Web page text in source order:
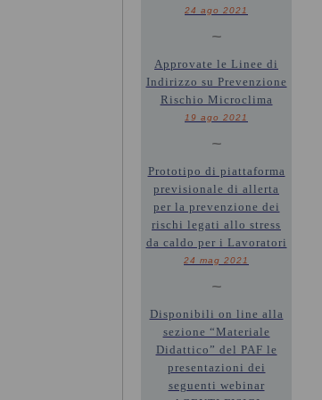
24 ago 2021
~
Approvate le Linee di
Indirizzo su Prevenzione
Rischio Microclima
19 ago 2021
~
Prototipo di piattaforma
previsionale di allerta
per la prevenzione dei
rischi legati allo stress
da caldo per i Lavoratori
24 mag 2021
~
Disponibili on line alla
sezione “Materiale
Didattico” del PAF le
presentazioni dei
seguenti webinar